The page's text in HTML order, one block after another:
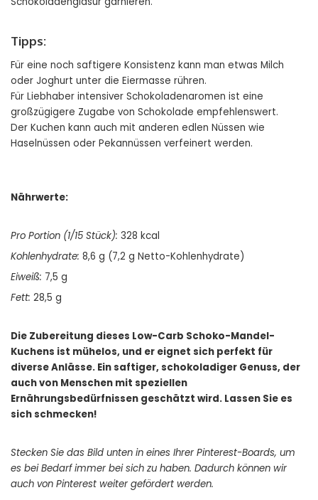
Tipps:
Für eine noch saftigere Konsistenz kann man etwas Milch
oder Joghurt unter die Eiermasse rühren.
Für Liebhaber intensiver Schokoladenaromen ist eine
großzügigere Zugabe von Schokolade empfehlenswert.
Der Kuchen kann auch mit anderen edlen Nüssen wie
Haselnüssen oder Pekannüssen verfeinert werden.
Nährwerte:
Pro Portion (1/15 Stück): 328 kcal
Kohlenhydrate: 8,6 g (7,2 g Netto-Kohlenhydrate)
Eiweiß: 7,5 g
Fett: 28,5 g
Die Zubereitung dieses Low-Carb Schoko-Mandel-
Kuchens ist mühelos, und er eignet sich perfekt für
diverse Anlässe. Ein saftiger, schokoladiger Genuss, der
auch von Menschen mit speziellen
Ernährungsbedürfnissen geschätzt wird. Lassen Sie es
sich schmecken!
Stecken Sie das Bild unten in eines Ihrer Pinterest-Boards, um
es bei Bedarf immer bei sich zu haben. Dadurch können wir
auch von Pinterest weiter gefördert werden.